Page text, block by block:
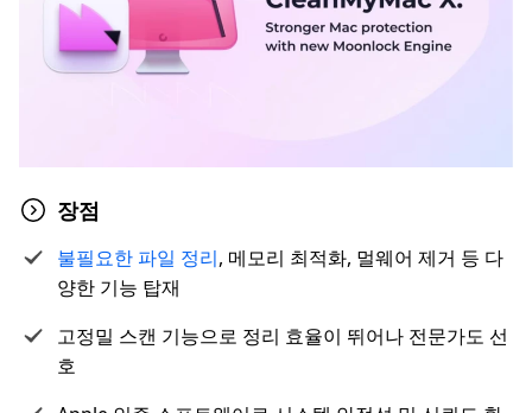
장점
불필요한 파일 정리, 메모리 최적화, 멀웨어 제거 등 다
양한 기능 탑재
고정밀 스캔 기능으로 정리 효율이 뛰어나 전문가도 선
호